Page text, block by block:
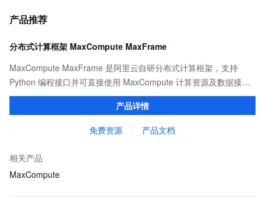
产品推荐
分布式计算框架 MaxCompute MaxFrame
MaxCompute MaxFrame 是阿里云自研分布式计算框架，支持
Python 编程接口并可直接使用 MaxCompute 计算资源及数据接
口，与 MaxCompute Notebook、镜像管理等功能共同构成
MaxCompute 完整 Python 开发生态。
产品详情
免费资源 产品文档
相关产品
MaxCompute